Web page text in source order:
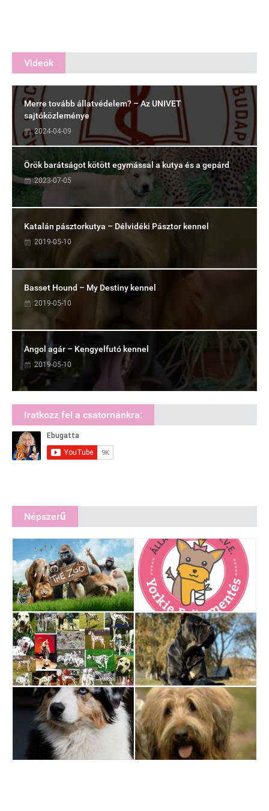
Videók
Merre tovább állatvédelem? – Az UNIVET
sajtóközleménye
2024-04-09
Örök barátságot kötött egymással a kutya és a gepárd
2023-07-05
Katalán pásztorkutya – Délvidéki Pásztor kennel
2019-05-10
Basset Hound – My Destiny kennel
2019-05-10
Angol agár – Kengyelfutó kennel
2019-05-10
Iratkozz fel a csatornánkra:
Népszerű